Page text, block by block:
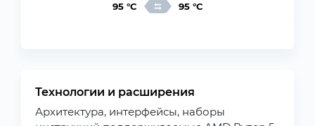
95 °C 95 °C
Технологии и расширения
Архитектура, интерфейсы, наборы